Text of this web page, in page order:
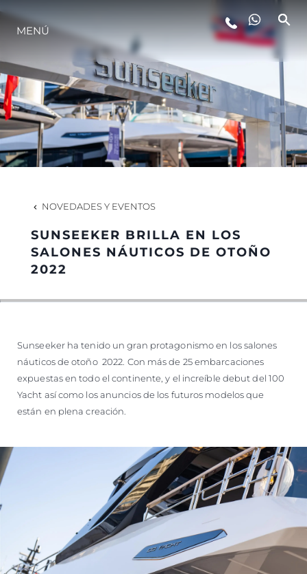
ESTILO DE VIDA
INNOVACIÓN
¿QUIÉNES SOMOS?
EL EQUIPO
HISTORIA
VALORE SU EMBARCACIÓN
MENÚ
NOVEDADES Y EVENTOS
SUNSEEKER BRILLA EN LOS
SALONES NÁUTICOS DE OTOÑO
2022
Sunseeker ha tenido un gran protagonismo en los salones
náuticos de otoño 2022. Con más de 25 embarcaciones
expuestas en todo el continente, y el increíble debut del 100
Yacht así como los anuncios de los futuros modelos que
están en plena creación.